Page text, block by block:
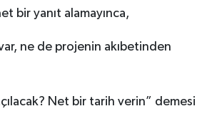
bir yanıt alamayınca,
ne de projenin akıbetinden
Net bir tarih verin” demesi